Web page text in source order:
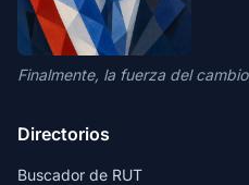
Finalmente, la fuerza del cambio
Directorios
Buscador de RUT